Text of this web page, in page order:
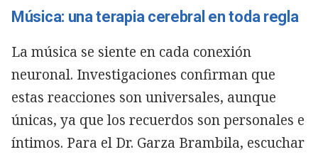
Música: una terapia cerebral en toda regla
La música se siente en cada conexión
neuronal. Investigaciones confirman que
estas reacciones son universales, aunque
únicas, ya que los recuerdos son personales e
íntimos. Para el Dr. Garza Brambila, escuchar